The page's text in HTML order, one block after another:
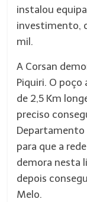
instalou
investimento,
mil.
A Corsan
Piquiri. O
de 2,5 Km
preciso
Departamento
para que a
demora nesta
depois
Melo.